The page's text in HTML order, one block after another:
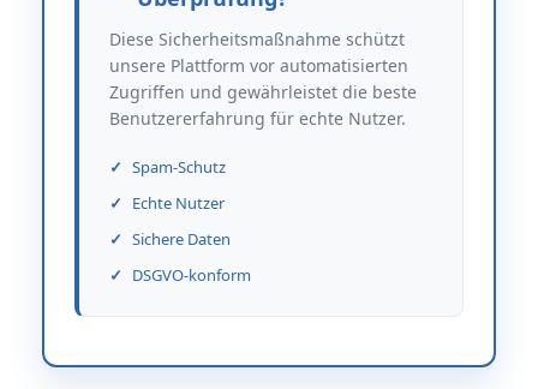
Diese Sicherheitsmaßnahme schützt
unsere Plattform vor automatisierten
Zugriffen und gewährleistet die beste
Benutzererfahrung für echte Nutzer.
Spam-Schutz
Echte Nutzer
Sichere Daten
DSGVO-konform